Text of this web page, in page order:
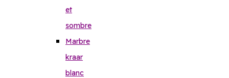
et
sombre
Marbre
kraar
blanc